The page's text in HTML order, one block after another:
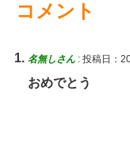
コメント
名無しさん : 投稿日：
おめでとう